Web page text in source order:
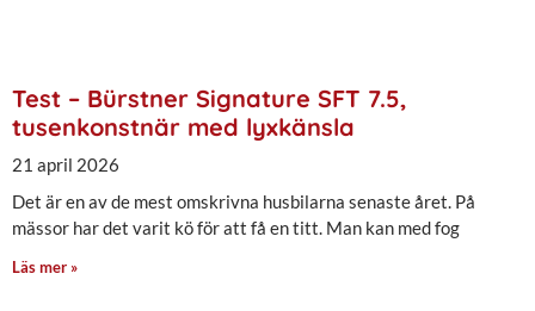
Test – Bürstner Signature SFT 7.5,
tusenkonstnär med lyxkänsla
21 april 2026
Det är en av de mest omskrivna husbilarna senaste året. På
mässor har det varit kö för att få en titt. Man kan med fog
Läs mer »